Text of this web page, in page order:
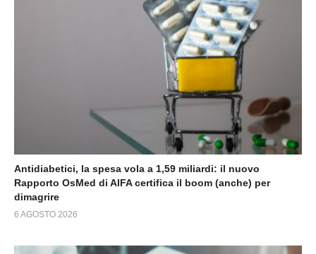
Antidiabetici, la spesa vola a 1,59 miliardi: il nuovo
Rapporto OsMed di AIFA certifica il boom (anche) per
dimagrire
6 AGOSTO 2026